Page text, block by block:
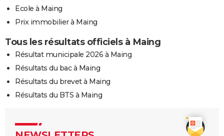
Ecole à Maing
Prix immobilier à Maing
Tous les résultats officiels à Maing
Résultat municipale 2026 à Maing
Résultats du bac à Maing
Résultats du brevet à Maing
Résultats du BTS à Maing